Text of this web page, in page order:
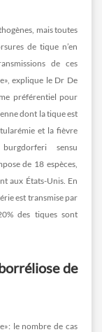
mais toutes
de tique n’en
de ces
explique le Dr De
préférentiel pour
dont la tique est
et la fièvre
sensu
de 18 espèces,
aux États-Unis. En
est transmise par
des tiques sont
de
le nombre de cas